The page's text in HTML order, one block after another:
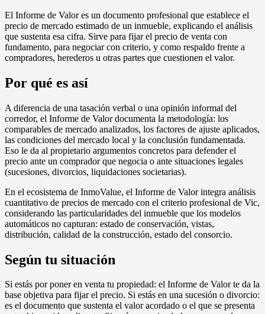
El Informe de Valor es un documento profesional que establece el
precio de mercado estimado de un inmueble, explicando el análisis
que sustenta esa cifra. Sirve para fijar el precio de venta con
fundamento, para negociar con criterio, y como respaldo frente a
compradores, herederos u otras partes que cuestionen el valor.
Por qué es así
A diferencia de una tasación verbal o una opinión informal del
corredor, el Informe de Valor documenta la metodología: los
comparables de mercado analizados, los factores de ajuste aplicados,
las condiciones del mercado local y la conclusión fundamentada.
Eso le da al propietario argumentos concretos para defender el
precio ante un comprador que negocia o ante situaciones legales
(sucesiones, divorcios, liquidaciones societarias).
En el ecosistema de InmoValue, el Informe de Valor integra análisis
cuantitativo de precios de mercado con el criterio profesional de Vic,
considerando las particularidades del inmueble que los modelos
automáticos no capturan: estado de conservación, vistas,
distribución, calidad de la construcción, estado del consorcio.
Según tu situación
Si estás por poner en venta tu propiedad: el Informe de Valor te da la
base objetiva para fijar el precio. Si estás en una sucesión o divorcio:
es el documento que sustenta el valor acordado o el que se presenta